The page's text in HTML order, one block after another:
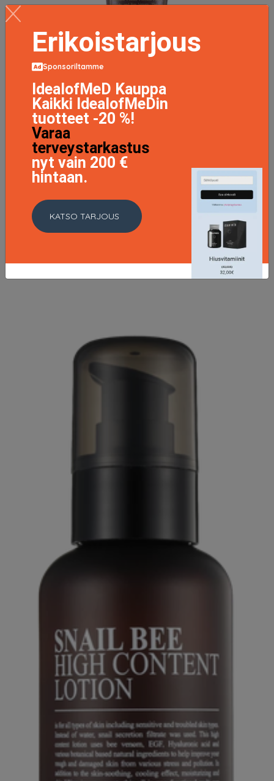
Benton Snail Bee Ultimate Eye Cream 30 g
37.9 EUR
Erikoistarjous
Sponsoriltamme
IdealofMeD Kauppa
Kaikki IdealofMeDin
tuotteet -20 %!
Varaa
terveystarkastus
nyt vain 200 €
hintaan.
KATSO TARJOUS